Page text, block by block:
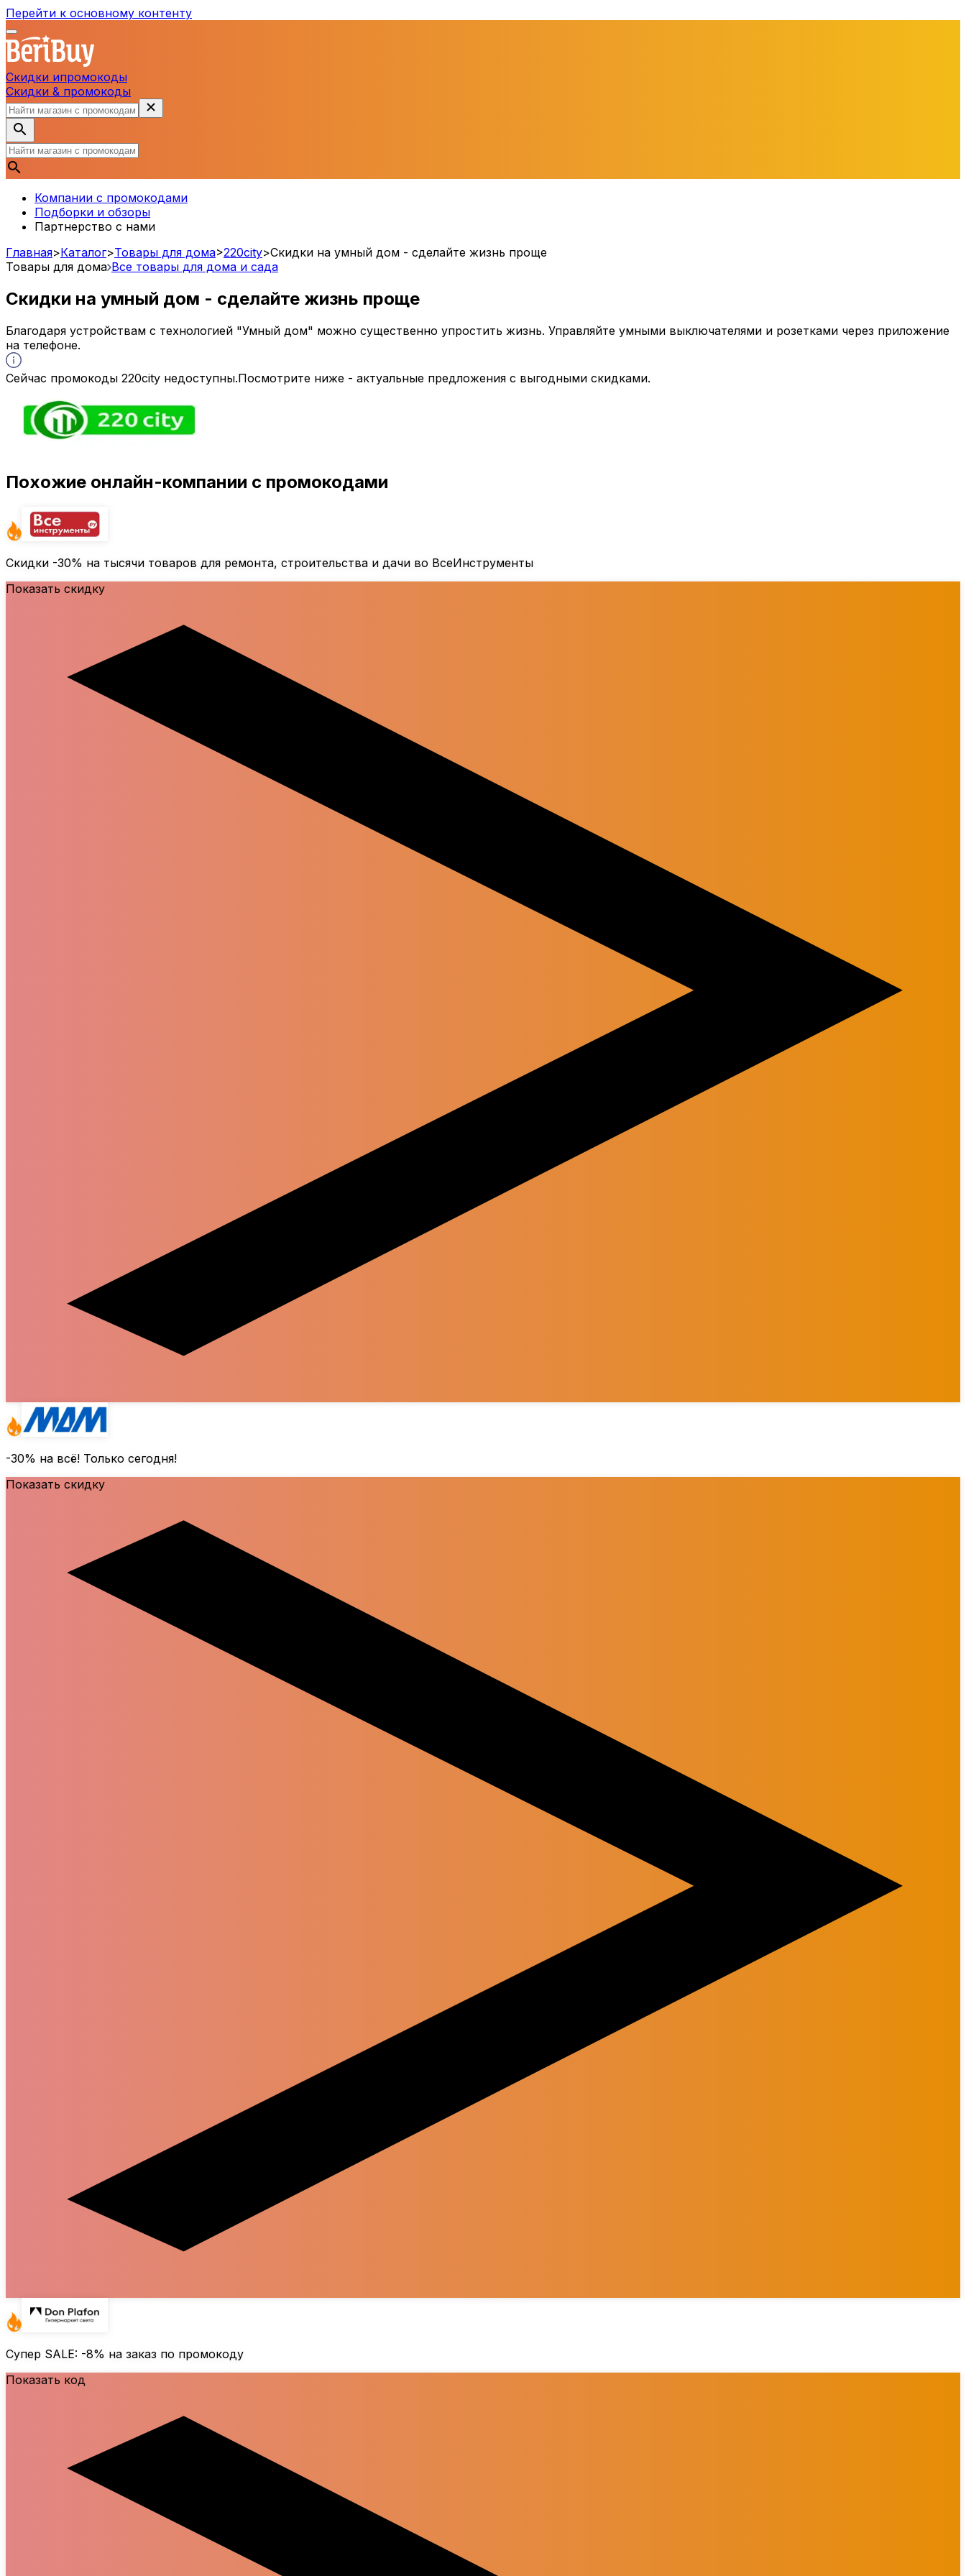
Перейти к основному контенту
Скидки ипромокоды
Скидки & промокоды
Компании с промокодами
Подборки и обзоры
Партнерство с нами
Главная>Каталог>Товары для дома>220city>Скидки на умный дом - сделайте жизнь проще
Товары для дома Все товары для дома и сада
Скидки на умный дом - сделайте жизнь проще
Благодаря устройствам с технологией "Умный дом" можно существенно упростить жизнь. Управляйте умными выключателями и розетками через приложение
на телефоне.
Сейчас промокоды 220city недоступны.Посмотрите ниже - актуальные предложения с выгодными скидками.
Похожие онлайн-компании с промокодами
Скидки -30% на тысячи товаров для ремонта, строительства и дачи во ВсеИнструменты
Показать скидку
-30% на всё! Только сегодня!
Показать скидку
Супер SALE: -8% на заказ по промокоду
Показать код